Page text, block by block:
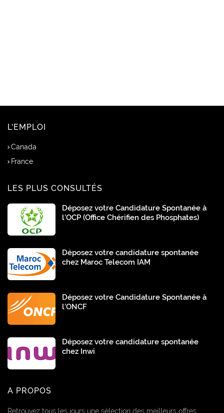
L'EMPLOI
Canada
France
LES PLUS CONSULTÉS
Déposez votre Candidature Spontanée à
l’OCP (Office Chérifien des Phosphates)
Déposez votre candidature spontanée
chez Maroc Telecom IAM
Déposez votre Candidature Spontanée à
l’ONCF
Déposez votre candidature spontanée
chez Inwi
A PROPOS
Retrouvez tous les jours une sélection des meilleurs offres